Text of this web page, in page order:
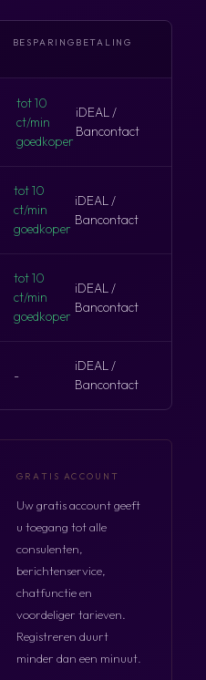
BESPARING BETALING
tot 10
ct/min
goedkoper
iDEAL /
Bancontact
tot 10
ct/min
goedkoper
iDEAL /
Bancontact
tot 10
ct/min
goedkoper
iDEAL /
Bancontact
-
iDEAL /
Bancontact
GRATIS ACCOUNT
Uw gratis account geeft
u toegang tot alle
consulenten,
berichtenservice,
chatfunctie en
voordeliger tarieven.
Registreren duurt
minder dan een minuut.